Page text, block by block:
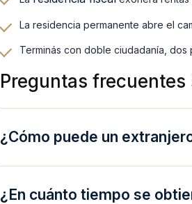
La residencia permanente abre el
Terminás con doble ciudadanía,
Preguntas
¿Cómo puede un
¿En cuánto tiempo se